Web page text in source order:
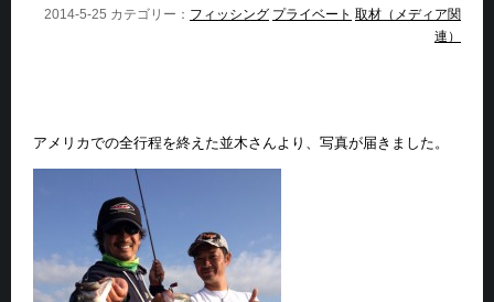
2014-5-25 カテゴリー： フィッシング プライベート 取材（メディア関
連）
アメリカでの全行程を終えた並木さんより、写真が届きました。